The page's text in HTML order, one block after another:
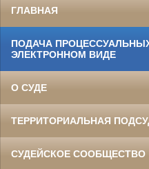
ГЛАВНАЯ
ПОДАЧА
ЭЛЕКТРОННОМ ВИДЕ
О СУДЕ
ТЕРРИТОРИАЛЬНАЯ
СУДЕЙСКОЕ СООБЩЕСТВО